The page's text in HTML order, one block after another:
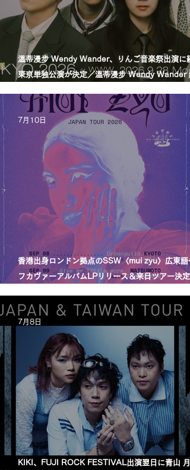
溫蒂漫步 Wendy Wander、りんご音楽祭出演に
東京単独公演が決定／溫蒂漫步 Wendy Wander
香港出身ロンドン拠点のSSW〈mui zyu〉広東語
フカヴァーアルバムLPリリース＆来日ツアー決定
7月10日
KIKI、FUJI ROCK FESTIVAL出演翌日に青山 月
7月8日